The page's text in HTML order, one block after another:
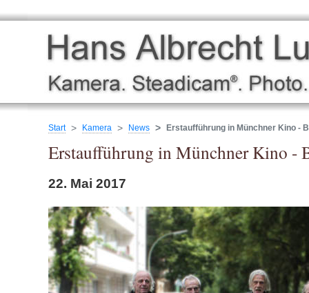
Start Kamera News Erstaufführung in Münchner Kino -
Erstaufführung in Münchner Kino -
22. Mai 2017